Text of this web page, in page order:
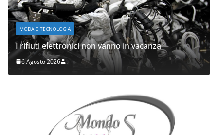
MODA E TECNOLOGIA
I rifiuti elettronici non vanno in vacanza
6 Agosto 2026 .